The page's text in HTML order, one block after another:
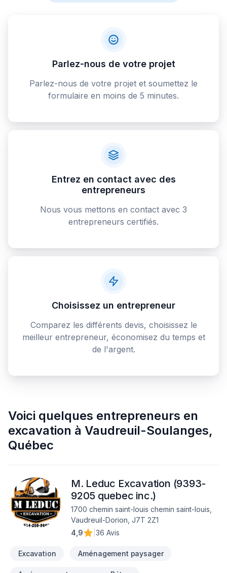
Parlez-nous de votre projet
Parlez-nous de votre projet et soumettez le
formulaire en moins de 5 minutes.
Entrez en contact avec des
entrepreneurs
Nous vous mettons en contact avec 3
entrepreneurs certifiés.
Choisissez un entrepreneur
Comparez les différents devis, choisissez le
meilleur entrepreneur, économisez du temps et
de l'argent.
Voici quelques entrepreneurs en
excavation à Vaudreuil-Soulanges,
Québec
M. Leduc Excavation (9393-
9205 quebec inc.)
1700 chemin saint-louis chemin saint-louis,
Vaudreuil-Dorion, J7T 2Z1
4,9
36 Avis
Excavation Aménagement paysager